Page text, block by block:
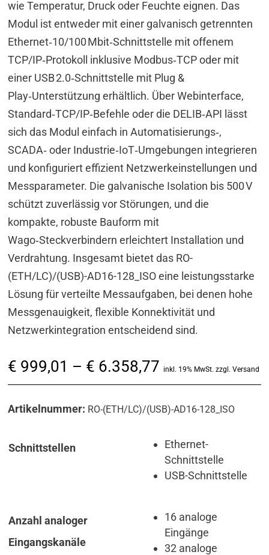
wie Temperatur, Druck oder Feuchte eignen. Das
Modul ist entweder mit einer galvanisch getrennten
Ethernet‑10/100 Mbit‑Schnittstelle mit offenem
TCP/IP‑Protokoll inklusive Modbus‑TCP oder mit
einer USB 2.0‑Schnittstelle mit Plug &
Play‑Unterstützung erhältlich. Über Webinterface,
Standard‑TCP/IP‑Befehle oder die DELIB‑API lässt
sich das Modul einfach in Automatisierungs‑,
SCADA‑ oder Industrie‑IoT‑Umgebungen integrieren
und konfiguriert effizient Netzwerkeinstellungen und
Messparameter. Die galvanische Isolation bis 500 V
schützt zuverlässig vor Störungen, und die
kompakte, robuste Bauform mit
Wago‑Steckverbindern erleichtert Installation und
Verdrahtung. Insgesamt bietet das RO-
(ETH/LC)/(USB)-AD16-128_ISO eine leistungsstarke
Lösung für verteilte Messaufgaben, bei denen hohe
Messgenauigkeit, flexible Konnektivität und
Netzwerkintegration entscheidend sind.
€ 999,01 – € 6.358,77 Preisspanne:
€ 999,01
bis
€ 6.358,77
inkl. 19% MwSt. zzgl. Versand
Artikelnummer: RO-(ETH/LC)/(USB)-AD16-128_ISO
Schnittstellen
Ethernet-
Schnittstelle
USB-Schnittstelle
Anzahl analoger
Eingangskanäle
16 analoge
Eingänge
32 analoge